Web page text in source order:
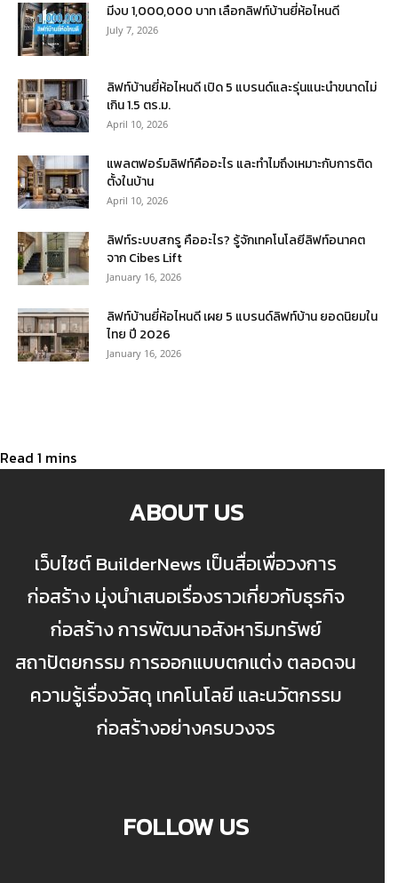
มีงบ 1,000,000 บาท เลือกลิฟท์บ้านยี่ห้อไหนดี
July 7, 2026
ลิฟท์บ้านยี่ห้อไหนดี เปิด 5 แบรนด์และรุ่นแนะนำขนาดไม่
เกิน 1.5 ตร.ม.
April 10, 2026
แพลตฟอร์มลิฟท์คืออะไร และทำไมถึงเหมาะกับการติด
ตั้งในบ้าน
April 10, 2026
ลิฟท์ระบบสกรู คืออะไร? รู้จักเทคโนโลยีลิฟท์อนาคต
จาก Cibes Lift
January 16, 2026
ลิฟท์บ้านยี่ห้อไหนดี เผย 5 แบรนด์ลิฟท์บ้าน ยอดนิยมใน
ไทย ปี 2026
January 16, 2026
ABOUT US
เว็บไซต์ BuilderNews เป็นสื่อเพื่อวงการ
ก่อสร้าง มุ่งนำเสนอเรื่องราวเกี่ยวกับธุรกิจ
ก่อสร้าง การพัฒนาอสังหาริมทรัพย์
สถาปัตยกรรม การออกแบบตกแต่ง ตลอดจน
ความรู้เรื่องวัสดุ เทคโนโลยี และนวัตกรรม
ก่อสร้างอย่างครบวงจร
FOLLOW US